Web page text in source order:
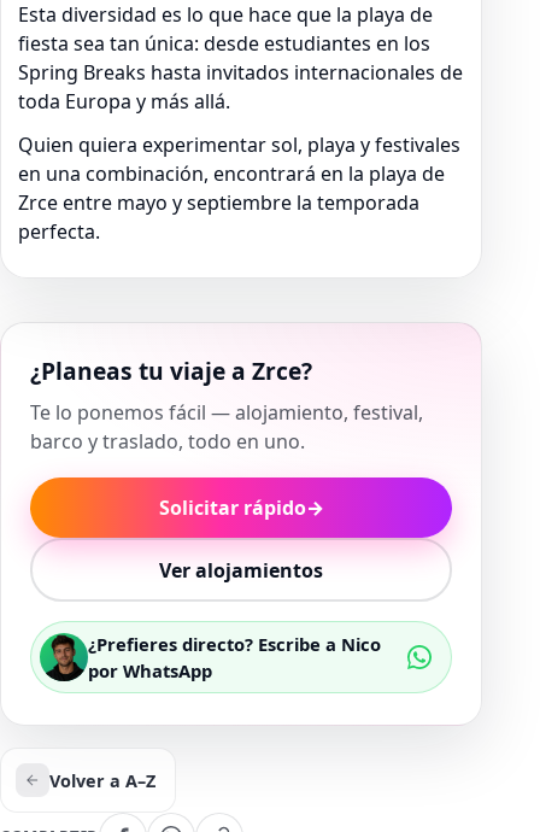
Esta diversidad es lo que hace que la playa de
fiesta sea tan única: desde estudiantes en los
Spring Breaks hasta invitados internacionales de
toda Europa y más allá.
Quien quiera experimentar sol, playa y festivales
en una combinación, encontrará en la playa de
Zrce entre mayo y septiembre la temporada
perfecta.
¿Planeas tu viaje a Zrce?
Te lo ponemos fácil — alojamiento, festival,
barco y traslado, todo en uno.
Solicitar rápido→
Ver alojamientos
¿Prefieres directo? Escribe a Nico
por WhatsApp
Volver a A–Z